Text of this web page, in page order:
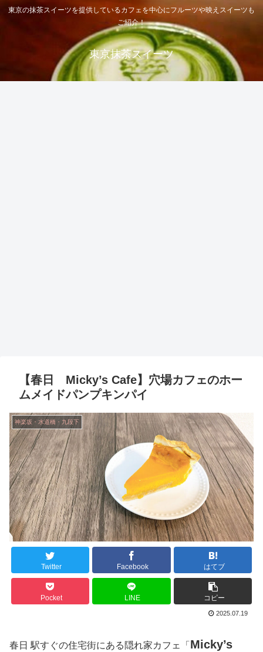
東京の抹茶スイーツを提供しているカフェを中心にフルーツや映えスイーツも
ご紹介！
東京抹茶スイーツ
【春日 Micky’s Cafe】穴場カフェのホー
ムメイドパンプキンパイ
神楽坂・水道橋・九段下
Twitter Facebook はてブ
Pocket LINE コピー
2025.07.19
春日 駅すぐの住宅街にある隠れ家カフェ「 Micky’s